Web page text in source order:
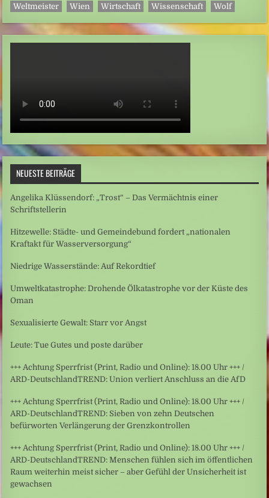
Weltmeister
Wien Wirtschaft Wissenschaft Wolf
NEUESTE BEITRÄGE
Angelika Klüssendorf: „Trost“ – Das Vermächtnis einer
Schriftstellerin
Hitzewelle: Städte- und Gemeindebund fordert „nationalen
Kraftakt für Wasserversorgung“
Niedrige Wasserstände: Auf Rekordtief
Umweltkatastrophe: Drohende Ölkatastrophe vor der Küste des
Oman
Sexualisierte Gewalt: Starr vor Angst
Leute: Tue Gutes und poste darüber
+++ Achtung Sperrfrist (Print, Radio und Online): 18.00 Uhr +++ /
ARD-DeutschlandTREND: Union verliert Anschluss an die AfD
+++ Achtung Sperrfrist (Print, Radio und Online): 18.00 Uhr +++ /
ARD-DeutschlandTREND: Sieben von zehn Deutschen
befürworten Verlängerung der Grenzkontrollen
+++ Achtung Sperrfrist (Print, Radio und Online): 18.00 Uhr +++ /
ARD-DeutschlandTREND: Menschen fühlen sich im öffentlichen
Raum weiterhin meist sicher – aber Gefühl der Unsicherheit ist
gewachsen